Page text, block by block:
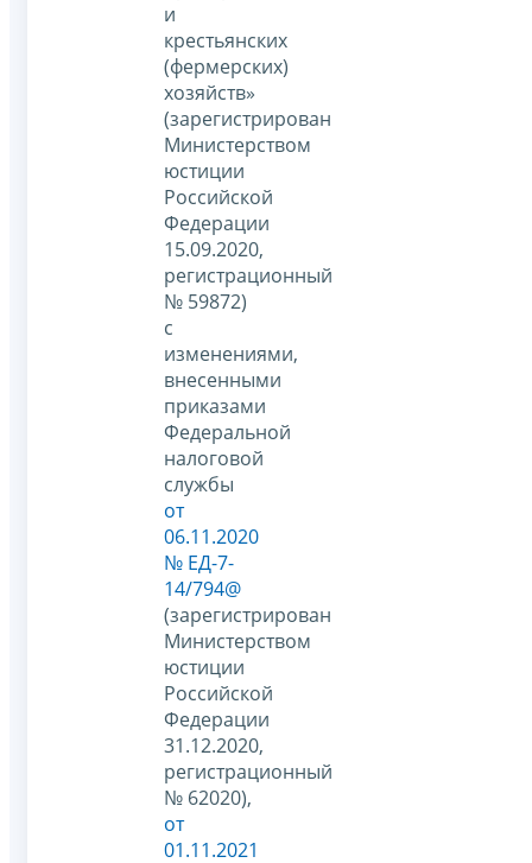
и
крестьянских
(фермерских)
хозяйств»
(зарегистрирован
Министерством
юстиции
Российской
Федерации
15.09.2020,
регистрационный
№ 59872)
с
изменениями,
внесенными
приказами
Федеральной
налоговой
службы
от
06.11.2020
№ ЕД-7-
14/794@
(зарегистрирован
Министерством
юстиции
Российской
Федерации
31.12.2020,
регистрационный
№ 62020),
от
01.11.2021